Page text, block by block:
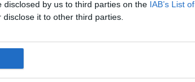
by us to third parties on the IAB’s List of
it to other third parties.
de argint” de
sezonului pentru